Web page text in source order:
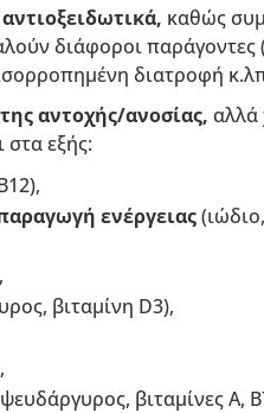
καθώς
διάφοροι παράγοντες
διατροφή
αντοχής/ανοσίας, αλλά
στα εξής:
ενέργειας
βιταμίνη D3),
βιταμίνες A,